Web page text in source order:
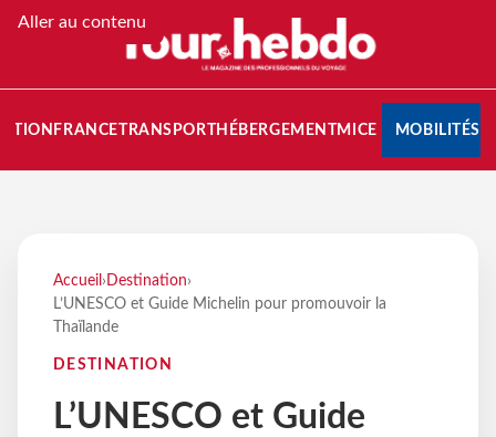
Aller au contenu
FRANCETRANSPORT HÉBERGEMENTMICE MOBILITÉS
Accueil › Destination›
L’UNESCO et Guide Michelin pour promouvoir la
Thaïlande
DESTINATION
L’UNESCO et Guide